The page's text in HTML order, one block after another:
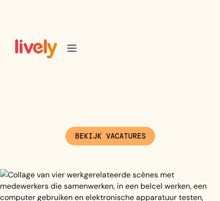
Sluit je aan bij onze
BEKIJK VACATURES